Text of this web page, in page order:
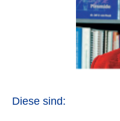
Diese sind: